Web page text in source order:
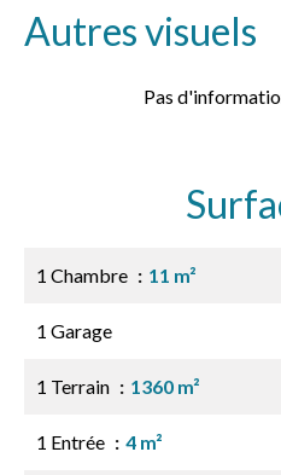
Autres visuels
Pas
1 Chambre 11 m²
1 Garage
1 Terrain 1360 m²
1 Entrée 4 m²